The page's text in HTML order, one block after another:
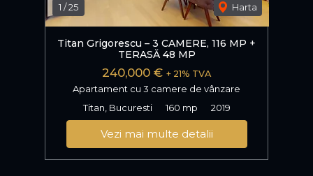
1 /25 Harta
Titan Grigorescu – 3 CAMERE, 116 MP +
TERASĂ 48 MP
240,000 € + 21% TVA
Apartament cu 3 camere de vânzare
Titan, Bucuresti
160 mp 2019
Vezi mai multe detalii